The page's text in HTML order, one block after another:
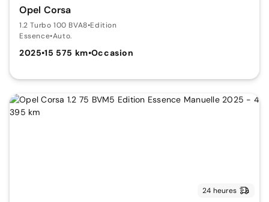
Opel Corsa
1.2 Turbo 100 BVA8•Edition
Essence•Auto.
2025•15 575 km•Occasion
24 heures